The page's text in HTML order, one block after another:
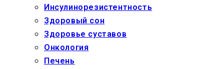
Инсулинорезистентность
Здоровый сон
Здоровье суставов
Онкология
Печень